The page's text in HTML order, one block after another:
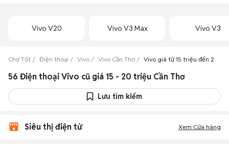
Vivo V20 Vivo V3 Max Vivo V3
Chợ Tốt Điện thoại Vivo Vivo Cần Thơ Vivo giá từ 15 triệu đến 20
56 Điện thoại Vivo cũ giá 15 - 20 triệu Cần Thơ
Lưu tìm kiếm
Siêu thị điện tử Xem Cửa hàng